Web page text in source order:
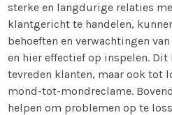
sterke en langdurige relaties
klantgericht te handelen,
behoeften en verwachtingen
en hier effectief op inspelen.
tevreden klanten, maar ook tot
mond-tot-mondreclame.
helpen om problemen op te